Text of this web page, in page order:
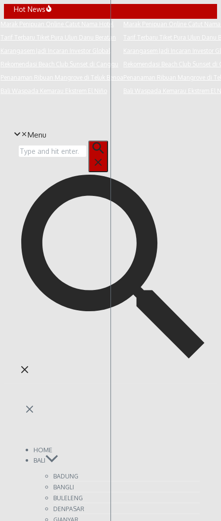
Lewati
ke
konten
Hot News
Penipuan Online Catut Nama Hotel
Terbaru Tiket Pura Ulun Danu Beratan
Jadi Incaran Investor Global
Beach Club Sunset di Canggu
Ribuan Mangrove di Teluk Benoa
Waspada Kemarau Ekstrem El Niño
Marak Penipuan Online Catut Nama
Tarif Terbaru Tiket Pura Ulun Danu
Karangasem Jadi Incaran Investor
Rekomendasi Beach Club Sunset di
Penanaman Ribuan Mangrove di
Bali Waspada Kemarau Ekstrem El
Menu
Pencarian
untuk:
HOME
BALI
BADUNG
BANGLI
BULELENG
DENPASAR